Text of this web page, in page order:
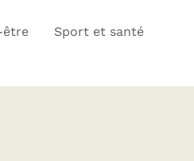
être Sport et santé